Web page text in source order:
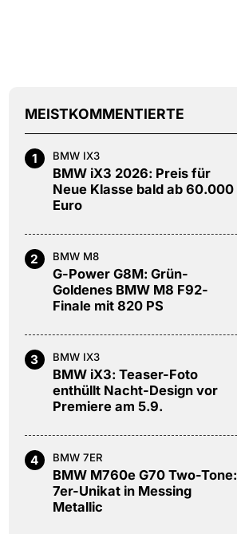
MEISTKOMMENTIERTE
1 BMW IX3
BMW iX3 2026: Preis für
Neue Klasse bald ab 60.000
Euro
2 BMW M8
G-Power G8M: Grün-
Goldenes BMW M8 F92-
Finale mit 820 PS
3 BMW IX3
BMW iX3: Teaser-Foto
enthüllt Nacht-Design vor
Premiere am 5.9.
4 BMW 7ER
BMW M760e G70 Two-Tone:
7er-Unikat in Messing
Metallic